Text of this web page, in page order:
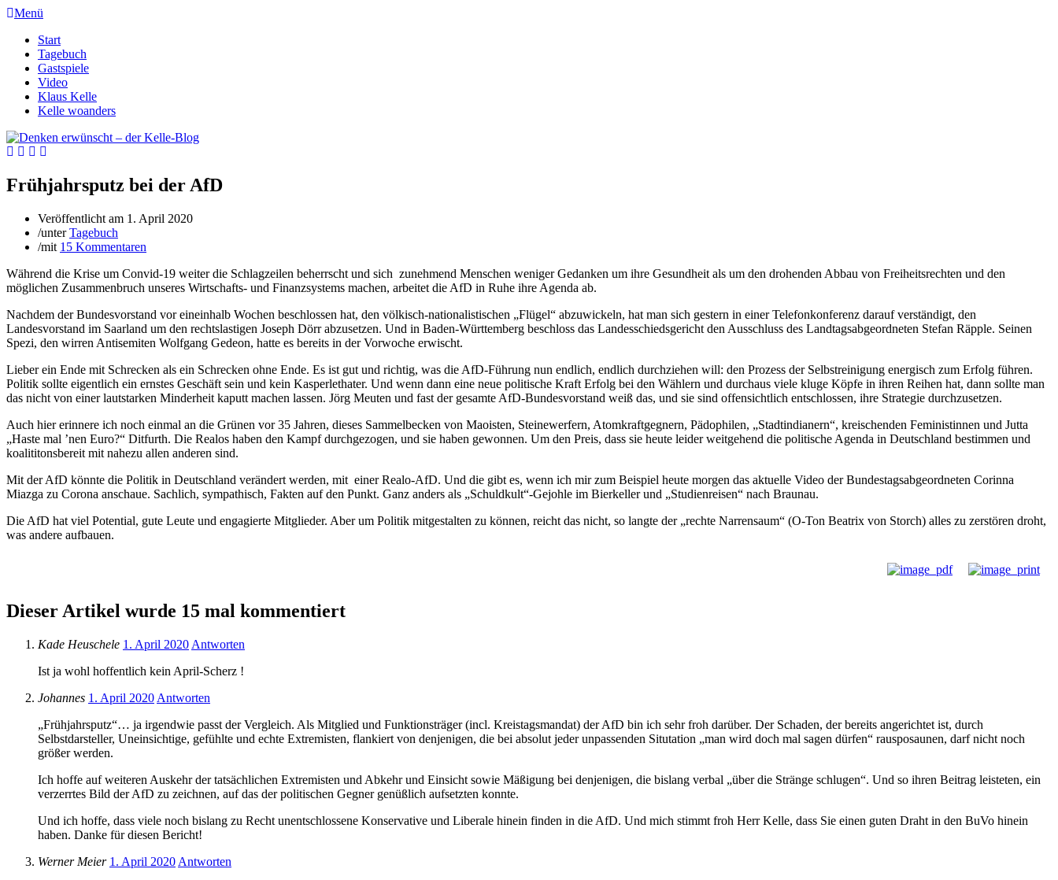
Menü
Start
Tagebuch
Gastspiele
Video
Klaus Kelle
Kelle woanders
Frühjahrsputz bei der AfD
Veröffentlicht am 1. April 2020
/unterTagebuch
/mit 15 Kommentaren
Während die Krise um Convid-19 weiter die Schlagzeilen beherrscht und sich zunehmend Menschen weniger Gedanken um ihre Gesundheit als um den drohenden Abbau von Freiheitsrechten und den
möglichen Zusammenbruch unseres Wirtschafts- und Finanzsystems machen, arbeitet die AfD in Ruhe ihre Agenda ab.
Nachdem der Bundesvorstand vor eineinhalb Wochen beschlossen hat, den völkisch-nationalistischen „Flügel“ abzuwickeln, hat man sich gestern in einer Telefonkonferenz darauf verständigt, den
Landesvorstand im Saarland um den rechtslastigen Joseph Dörr abzusetzen. Und in Baden-Württemberg beschloss das Landesschiedsgericht den Ausschluss des Landtagsabgeordneten Stefan Räpple. Seinen
Spezi, den wirren Antisemiten Wolfgang Gedeon, hatte es bereits in der Vorwoche erwischt.
Lieber ein Ende mit Schrecken als ein Schrecken ohne Ende. Es ist gut und richtig, was die AfD-Führung nun endlich, endlich durchziehen will: den Prozess der Selbstreinigung energisch zum Erfolg führen.
Politik sollte eigentlich ein ernstes Geschäft sein und kein Kasperlethater. Und wenn dann eine neue politische Kraft Erfolg bei den Wählern und durchaus viele kluge Köpfe in ihren Reihen hat, dann sollte man
das nicht von einer lautstarken Minderheit kaputt machen lassen. Jörg Meuten und fast der gesamte AfD-Bundesvorstand weiß das, und sie sind offensichtlich entschlossen, ihre Strategie durchzusetzen.
Auch hier erinnere ich noch einmal an die Grünen vor 35 Jahren, dieses Sammelbecken von Maoisten, Steinewerfern, Atomkraftgegnern, Pädophilen, „Stadtindianern“, kreischenden Feministinnen und Jutta
„Haste mal ’nen Euro?“ Ditfurth. Die Realos haben den Kampf durchgezogen, und sie haben gewonnen. Um den Preis, dass sie heute leider weitgehend die politische Agenda in Deutschland bestimmen und
koalititonsbereit mit nahezu allen anderen sind.
Mit der AfD könnte die Politik in Deutschland verändert werden, mit einer Realo-AfD. Und die gibt es, wenn ich mir zum Beispiel heute morgen das aktuelle Video der Bundestagsabgeordneten Corinna
Miazga zu Corona anschaue. Sachlich, sympathisch, Fakten auf den Punkt. Ganz anders als „Schuldkult“-Gejohle im Bierkeller und „Studienreisen“ nach Braunau.
Die AfD hat viel Potential, gute Leute und engagierte Mitglieder. Aber um Politik mitgestalten zu können, reicht das nicht, so langte der „rechte Narrensaum“ (O-Ton Beatrix von Storch) alles zu zerstören droht,
was andere aufbauen.
Dieser Artikel wurde 15 mal kommentiert
Kade Heuschele 1. April 2020 Antworten
Ist ja wohl hoffentlich kein April-Scherz !
Johannes 1. April 2020 Antworten
„Frühjahrsputz“… ja irgendwie passt der Vergleich. Als Mitglied und Funktionsträger (incl. Kreistagsmandat) der AfD bin ich sehr froh darüber. Der Schaden, der bereits angerichtet ist, durch
Selbstdarsteller, Uneinsichtige, gefühlte und echte Extremisten, flankiert von denjenigen, die bei absolut jeder unpassenden Situtation „man wird doch mal sagen dürfen“ rausposaunen, darf nicht noch
größer werden.
Ich hoffe auf weiteren Auskehr der tatsächlichen Extremisten und Abkehr und Einsicht sowie Mäßigung bei denjenigen, die bislang verbal „über die Stränge schlugen“. Und so ihren Beitrag leisteten, ein
verzerrtes Bild der AfD zu zeichnen, auf das der politischen Gegner genüßlich aufsetzten konnte.
Und ich hoffe, dass viele noch bislang zu Recht unentschlossene Konservative und Liberale hinein finden in die AfD. Und mich stimmt froh Herr Kelle, dass Sie einen guten Draht in den BuVo hinein
haben. Danke für diesen Bericht!
Werner Meier 1. April 2020 Antworten